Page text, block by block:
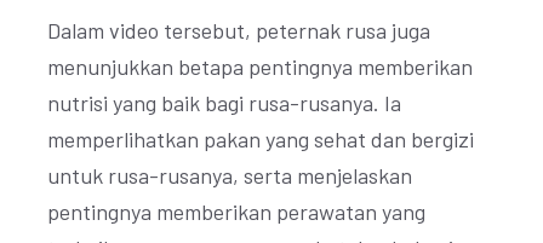
Dalam video tersebut, peternak rusa juga
menunjukkan betapa pentingnya memberikan
nutrisi yang baik bagi rusa-rusanya. Ia
memperlihatkan pakan yang sehat dan bergizi
untuk rusa-rusanya, serta menjelaskan
pentingnya memberikan perawatan yang